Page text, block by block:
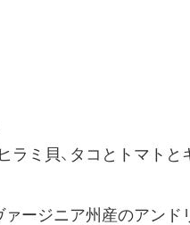
ラミ貝、タコとトマト
ージニア州産のアンドリ